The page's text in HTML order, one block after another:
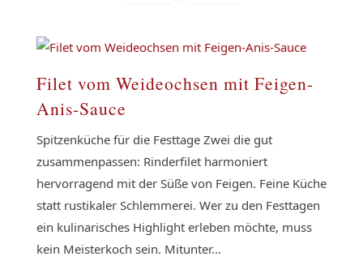
Filet vom Weideochsen mit Feigen-
Anis-Sauce
Spitzenküche für die Festtage Zwei die gut
zusammenpassen: Rinderfilet harmoniert
hervorragend mit der Süße von Feigen. Feine Küche
statt rustikaler Schlemmerei. Wer zu den Festtagen
ein kulinarisches Highlight erleben möchte, muss
kein Meisterkoch sein. Mitunter...